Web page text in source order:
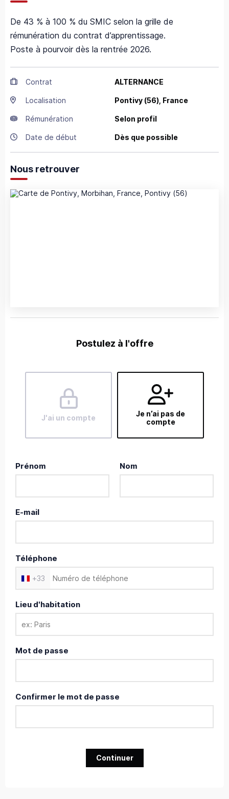
De 43 % à 100 % du SMIC selon la grille de
rémunération du contrat d’apprentissage.
Poste à pourvoir dès la rentrée 2026.
Contrat ALTERNANCE
Localisation Pontivy (56), France
Rémunération Selon profil
Date de début Dès que possible
Nous retrouver
Postulez à l'offre
J'ai un compte
Je n’ai pas de
compte
Prénom Nom
E-mail
Téléphone
+33
Lieu d'habitation
Mot de passe
Confirmer le mot de passe
Continuer